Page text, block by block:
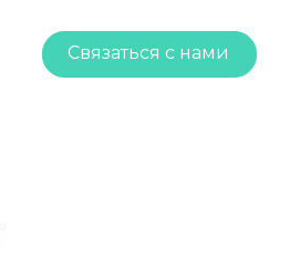
Связаться с нами